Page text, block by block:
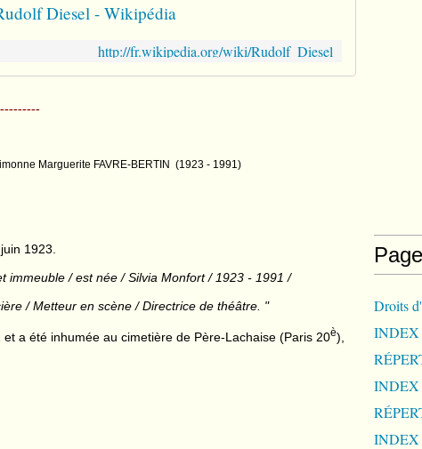
Diesel - Wikipédia
http://fr.wikipedia.org/wiki/Rudolf_Diesel
Marguerite FAVRE-BERTIN (1923 - 1991)
1923.
immeuble / est née / Silvia Monfort / 1923 - 1991 /
/ Metteur en scène / Directrice de théâtre. "
a été inhumée au cimetière de Père-Lachaise (Paris 20è),
Droits
INDEX
INDEX
INDEX